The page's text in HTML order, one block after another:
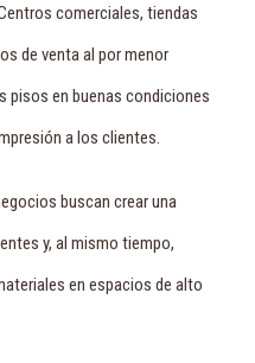
comerciales, tiendas
de venta al por menor
pisos en buenas condiciones
a los clientes.
buscan crear una
y, al mismo tiempo,
en espacios de alto